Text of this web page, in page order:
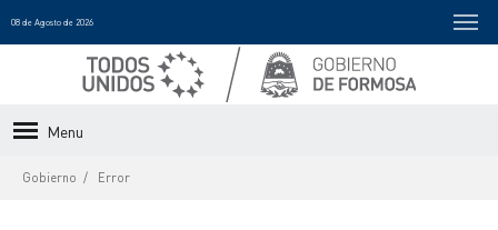
08 de Agosto de 2026
Menu
Gobierno Error